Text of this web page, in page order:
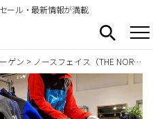
ール・最新情報が満載
ゲン > ノースフェイス（THE NORTH FACE）をアウトレット価格で安く買う方法【セール情報】激安通販や店舗を紹介！